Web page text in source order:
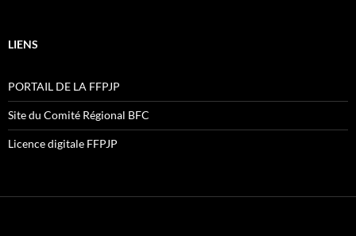
LIENS
PORTAIL DE LA FFPJP
Site du Comité Régional BFC
Licence digitale FFPJP